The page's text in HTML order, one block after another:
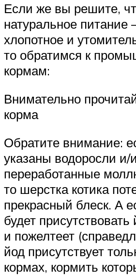
Если же вы решите,
натуральное питание
хлопотное и
то обратимся к
кормам:
Внимательно
корма
Обратите внимание:
указаны водоросли и/
переработанные
то шерстка котика
прекрасный блеск. А
будет
и пожелтеет
йод присутствует
кормах, кормить